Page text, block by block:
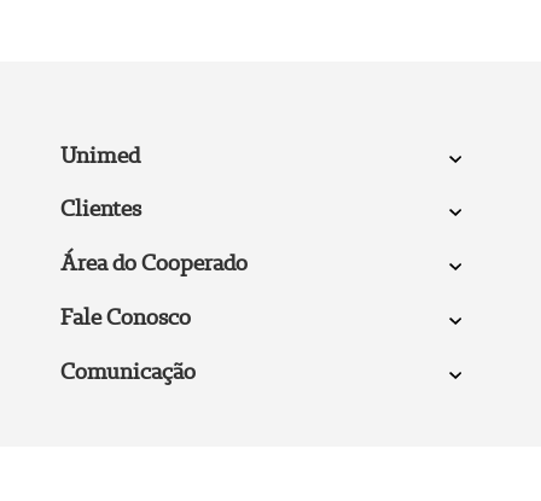
Unimed
Clientes
Área do Cooperado
Fale Conosco
Comunicação